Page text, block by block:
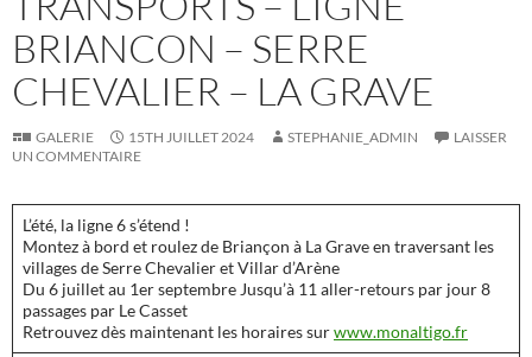
BRIANCON – SERRE
CHEVALIER – LA GRAVE
GALERIE 15TH JUILLET 2024 STEPHANIE_ADMIN
LAISSER
UN COMMENTAIRE
L’été, la ligne 6 s’étend !
Montez à bord et roulez de Briançon à La Grave en traversant les
villages de Serre Chevalier et Villar d’Arène
Du 6 juillet au 1er septembre Jusqu’à 11 aller-retours par jour 8
passages par Le Casset
Retrouvez dès maintenant les horaires surwww.monaltigo.fr